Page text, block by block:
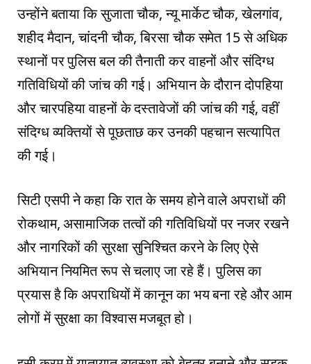
उन्होंने बताया कि सुजाता चौक, न्यू मार्केट चौक, खेलगांव,
शहीद मैदान, चांदनी चौक, बिरसा चौक समेत 15 से अधिक
स्थानों पर पुलिस बल की तैनाती कर वाहनों और संदिग्ध
गतिविधियों की जांच की गई। अभियान के दौरान दोपहिया
और चारपहिया वाहनों के दस्तावेजों की जांच की गई, वहीं
संदिग्ध व्यक्तियों से पूछताछ कर उनकी पहचान सत्यापित
की गई।
सिटी एसपी ने कहा कि रात के समय होने वाले अपराधों की
रोकथाम, असामाजिक तत्वों की गतिविधियों पर नजर रखने
और नागरिकों की सुरक्षा सुनिश्चित करने के लिए ऐसे
अभियान नियमित रूप से चलाए जा रहे हैं। पुलिस का
प्रयास है कि अपराधियों में कानून का भय बना रहे और आम
लोगों में सुरक्षा का विश्वास मजबूत हो।